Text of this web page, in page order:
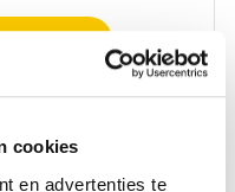
cookies
en advertenties te